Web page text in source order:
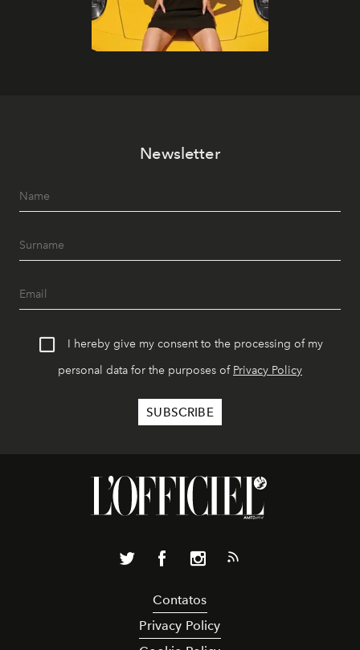
Newsletter
I hereby give my consent to the processing of my
personal data for the purposes of Privacy Policy
Contatos
Privacy Policy